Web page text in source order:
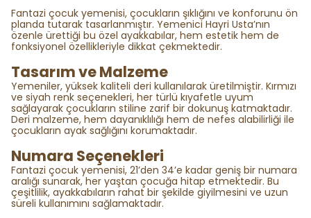
Fantazi çocuk yemenisi, çocukların şıklığını ve konforunu ön
planda tutarak tasarlanmıştır. Yemenici Hayri Usta’nın
özenle ürettiği bu özel ayakkabılar, hem estetik hem de
fonksiyonel özellikleriyle dikkat çekmektedir.
Tasarım ve Malzeme
Yemeniler, yüksek kaliteli deri kullanılarak üretilmiştir. Kırmızı
ve siyah renk seçenekleri, her türlü kıyafetle uyum
sağlayarak çocukların stiline zarif bir dokunuş katmaktadır.
Deri malzeme, hem dayanıklılığı hem de nefes alabilirliği ile
çocukların ayak sağlığını korumaktadır.
Numara Seçenekleri
Fantazi çocuk yemenisi, 21’den 34’e kadar geniş bir numara
aralığı sunarak, her yaştan çocuğa hitap etmektedir. Bu
çeşitlilik, ayakkabıların rahat bir şekilde giyilmesini ve uzun
süreli kullanımını sağlamaktadır.